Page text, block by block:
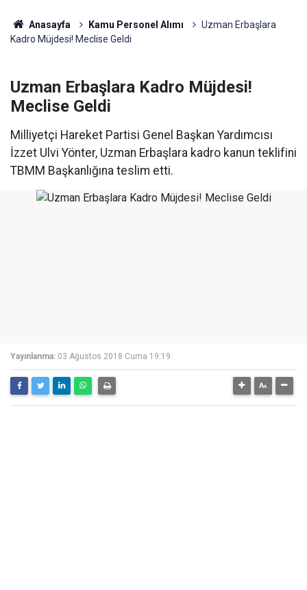
Anasayfa Kamu Personel Alımı
Uzman Erbaşlara
Kadro Müjdesi! Meclise Geldi
Uzman Erbaşlara Kadro Müjdesi!
Meclise Geldi
Milliyetçi Hareket Partisi Genel Başkan Yardımcısı
İzzet Ulvi Yönter, Uzman Erbaşlara kadro kanun teklifini
TBMM Başkanlığına teslim etti.
Yayınlanma: 03 Ağustos 2018 Cuma 19:19